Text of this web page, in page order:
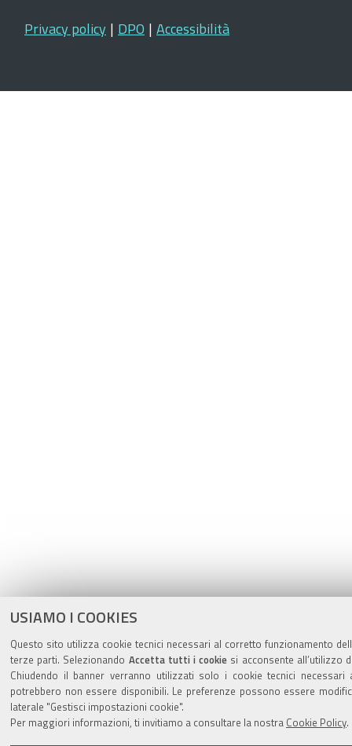
USIAMO I COOKIES
Questo sito utilizza cookie tecnici necessari al corretto funzionamento
terze parti. Selezionando Accetta tutti i cookie si acconsente all’utilizzo
Chiudendo il banner verranno utilizzati solo i cookie tecnici necessari
potrebbero non essere disponibili. Le preferenze possono essere
laterale "Gestisci impostazioni cookie".
Per maggiori informazioni, ti invitiamo a consultare la nostra Cookie Policy.
Privacy policy | DPO | Accessibilità